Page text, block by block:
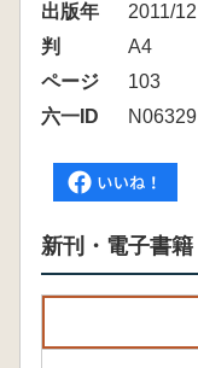
出版年
2011/12
判
A4
ページ
103
六一ID
N06329
新刊・電子書籍